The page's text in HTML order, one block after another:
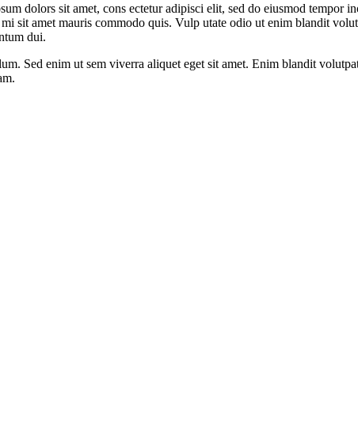
dolors sit amet, cons ectetur adipisci elit, sed do eiusmod tempor
sit amet mauris commodo quis. Vulp utate odio ut enim blandit
dui.
Sed enim ut sem viverra aliquet eget sit amet. Enim blandit